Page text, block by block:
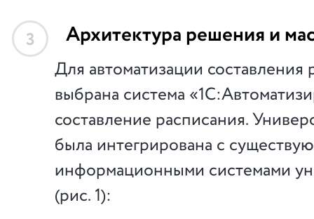
3 Архитектура решения и
Для автоматизации составления
выбрана система
составление расписания.
была интегрирована с
информационными системами
(рис. 1):